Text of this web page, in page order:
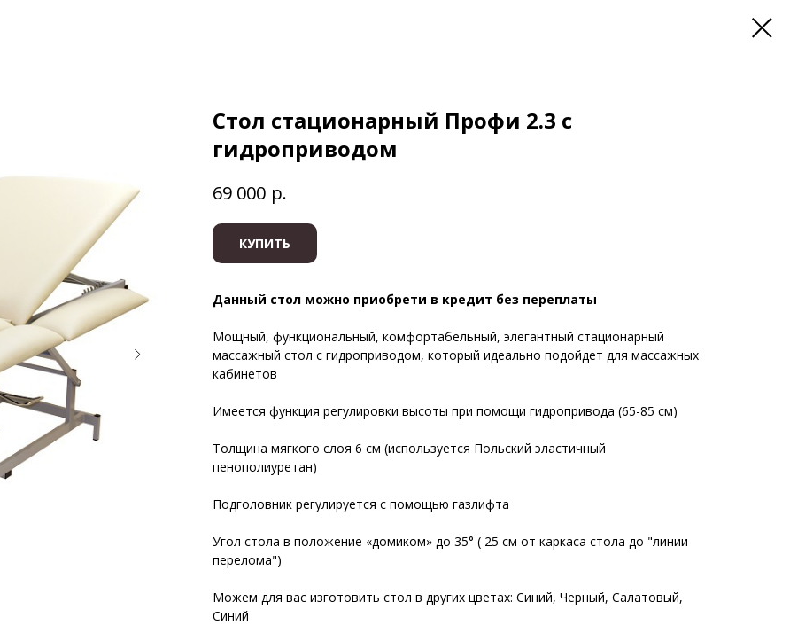
Стол стационарный Профи 2.3 с
гидроприводом
69 000 р.
КУПИТЬ
Данный стол можно приобрети в кредит без переплаты
Мощный, функциональный, комфортабельный, элегантный стационарный
массажный стол с гидроприводом, который идеально подойдет для массажных
кабинетов
Имеется функция регулировки высоты при помощи гидропривода (65-85 см)
Толщина мягкого слоя 6 см (используется Польский эластичный
пенополиуретан)
Подголовник регулируется с помощью газлифта
Угол стола в положение «домиком» до 35° ( 25 см от каркаса стола до "линии
перелома")
Можем для вас изготовить стол в других цветах: Синий, Черный, Салатовый,
Синий